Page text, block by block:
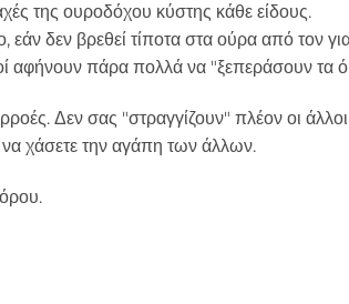
της ουροδόχου κύστης κάθε είδους.
δεν βρεθεί τίποτα στα ούρα από τον
αφήνουν πάρα πολλά να "ξεπεράσουν τα
Δεν σας "στραγγίζουν" πλέον οι
να χάσετε την αγάπη των άλλων.